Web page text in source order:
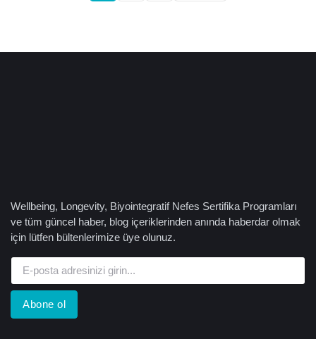
Wellbeing, Longevity, Biyointegratif Nefes Sertifika Programları
ve tüm güncel haber, blog içeriklerinden anında haberdar olmak
için lütfen bültenlerimize üye olunuz.
Abone ol